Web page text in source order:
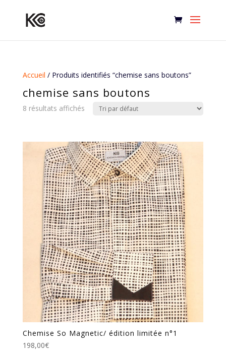
Accueil / Produits identifiés “chemise sans boutons”
chemise sans boutons
8 résultats affichés
Chemise So Magnetic/ édition limitée n°1
198,00€